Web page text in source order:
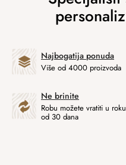
Najbogatija ponuda
Više od 4000 proizvoda
Ne brinite
Robu možete vratiti u roku
od 30 dana